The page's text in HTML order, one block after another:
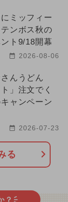
ミッフィー
ンボス秋の
ト9/18開幕
2026-08-06
んうどん
」注文でく
ャンペーン
2026-07-23
る
？